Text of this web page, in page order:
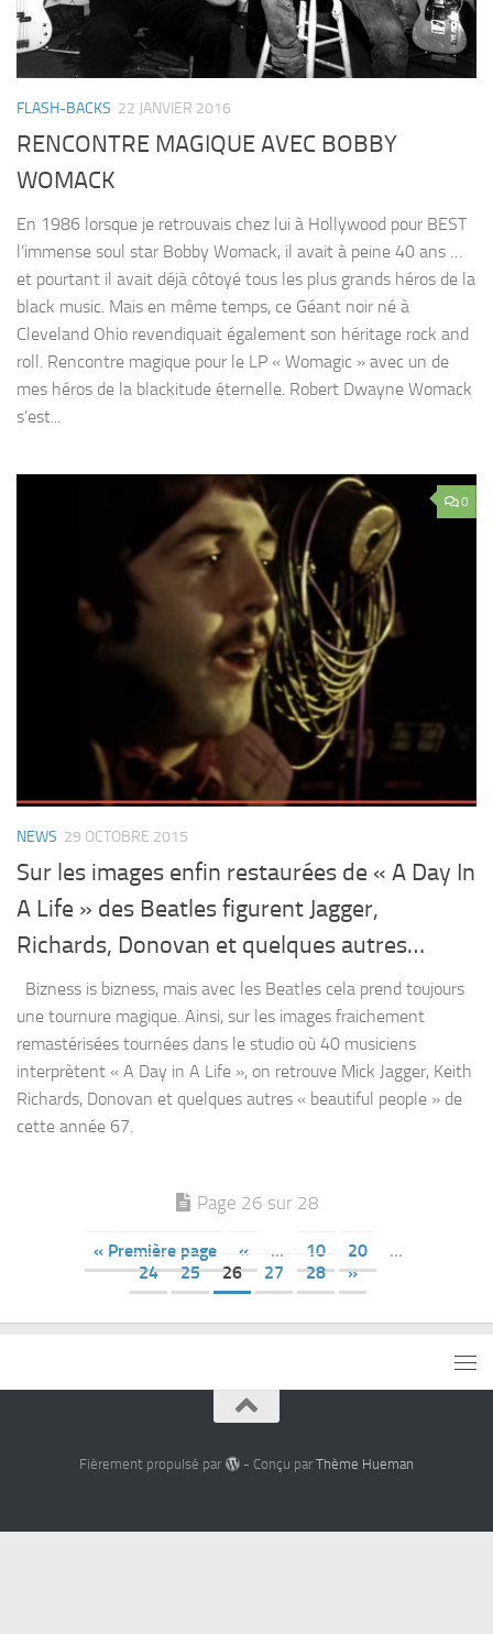
FLASH-BACKS 22 JANVIER 2016
RENCONTRE MAGIQUE AVEC BOBBY
WOMACK
En 1986 lorsque je retrouvais chez lui à Hollywood pour BEST
l’immense soul star Bobby Womack, il avait à peine 40 ans …
et pourtant il avait déjà côtoyé tous les plus grands héros de la
black music. Mais en même temps, ce Géant noir né à
Cleveland Ohio revendiquait également son héritage rock and
roll. Rencontre magique pour le LP « Womagic » avec un de
mes héros de la blackitude éternelle. Robert Dwayne Womack
s’est...
0
NEWS 29 OCTOBRE 2015
Sur les images enfin restaurées de « A Day In
A Life » des Beatles figurent Jagger,
Richards, Donovan et quelques autres…
Bizness is bizness, mais avec les Beatles cela prend toujours
une tournure magique. Ainsi, sur les images fraichement
remastérisées tournées dans le studio où 40 musiciens
interprètent « A Day in A Life », on retrouve Mick Jagger, Keith
Richards, Donovan et quelques autres « beautiful people » de
cette année 67.
Page 26 sur 28
« Première page « … 10 20
…
24
25 26 27 28 »
Fièrement propulsé par - Conçu par Thème Hueman